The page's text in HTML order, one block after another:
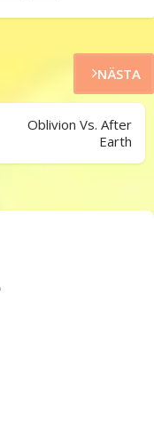
NÄSTA
Oblivion Vs. After
Earth